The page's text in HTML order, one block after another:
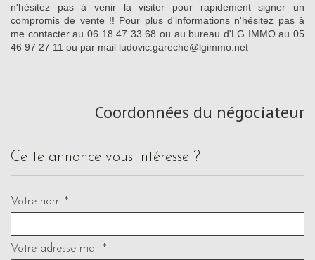
n'hésitez pas à venir la visiter pour rapidement signer un
compromis de vente !! Pour plus d'informations n'hésitez pas à
me contacter au 06 18 47 33 68 ou au bureau d'LG IMMO au 05
46 97 27 11 ou par mail ludovic.gareche@lgimmo.net
Coordonnées du négociateur
cette annonce vous intéresse ?
Votre nom *
Votre adresse mail *